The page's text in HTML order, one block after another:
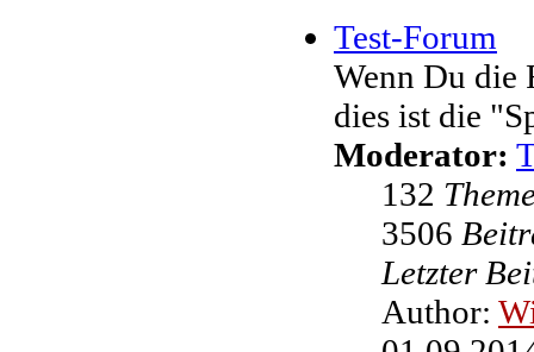
Test-Forum
Wenn Du die
dies ist die
Moderator:
132
3506
Letzter
Author: